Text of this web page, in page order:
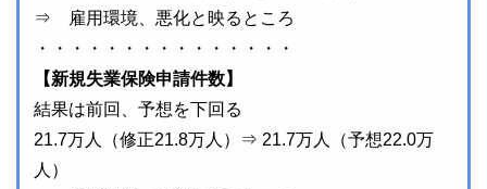
⇒ 雇用環境、悪化と映るところ
・・・・・・・・・・・・・・・
【新規失業保険申請件数】
結果は前回、予想を下回る
21.7万人（修正21.8万人）⇒ 21.7万人（予想22.0万
人）